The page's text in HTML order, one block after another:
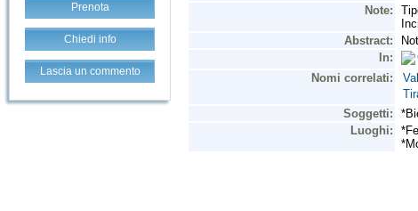
Prenota
Chiedi info
Lascia un commento